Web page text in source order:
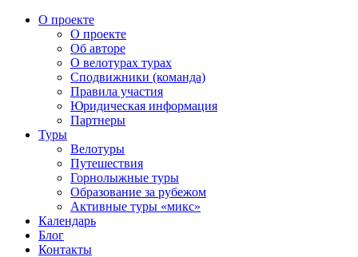
О проекте
О проекте
Об авторе
О велотурах турах
Сподвижники (команда)
Правила участия
Юридическая информация
Партнеры
Туры
Велотуры
Путешествия
Горнолыжные туры
Образование за рубежом
Активные туры «микс»
Календарь
Блог
Контакты